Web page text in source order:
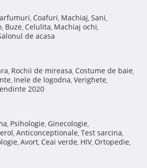
, Coafuri, Machiaj, Sani,
, Buze, Celulita, Machiaj ochi,
de acasa
, Rochii de mireasa, Costume de baie,
, Inele de logodna, Verighete,
2020
, Psihologie, Ginecologie,
, Anticonceptionale, Test sarcina,
, Avort, Ceai verde, HIV, Ortopedie,